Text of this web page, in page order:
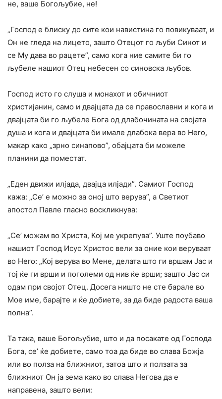
не, ваше Богољубие, не!
„Господ е блиску до сите кои навистина го повикуваат, и
Он не гледа на лицето, зашто Отецот го љуби Синот и
се My дава во рацете”, само кога ние самите би го
љубеле нашиот Отец небесен co синовска љубов.
Господ исто го слуша и монахот и обичниот
христијанин, само и двајцата да се православни и кога и
двајцата би го љубеле Бога од длабочината на својата
душа и кога и двајцата би имале длабока вера во Hero,
макар како „зрно синапово”, обајцата би можеле
планини да поместат.
„Еден движи илјада, двајца илјади”. Самиот Господ
кажа: „Се’ е можно за оној што верува”, а Светиот
апостол Павле гласно воскликнува:
„Се’ можам во Христа, Кој ме укрепува”. Уште поубаво
нашиот Господ Исус Христос вели за оние кои веруваат
во Hero: „Koj верува во Мене, делата што ги вршам Јас и
тој ќе ги врши и поголеми од нив ќе врши; зашто Јас си
одам при својот Отец. Досега ништо не сте барале во
Мое име, барајте и ќе добиете, за да биде радоста ваша
полна”.
Та така, ваше Богољубие, што и да посакате од Господа
Бога, се’ ќе добиете, само тоа да биде во слава Божја
или во полза на ближниот, затоа што и ползата за
ближниот Он ja зема како во слава Негова да е
направена, зашто вели: